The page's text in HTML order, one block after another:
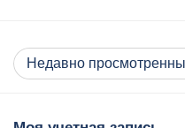
Недавно